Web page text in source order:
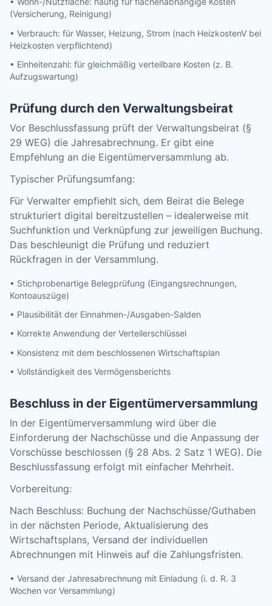
(Versicherung, Reinigung)
• Verbrauch: für Wasser, Heizung, Strom (nach HeizkostenV bei
Heizkosten verpflichtend)
• Einheitenzahl: für gleichmäßig verteilbare Kosten (z. B.
Aufzugswartung)
Prüfung durch den Verwaltungsbeirat
Vor Beschlussfassung prüft der Verwaltungsbeirat (§
29 WEG) die Jahresabrechnung. Er gibt eine
Empfehlung an die Eigentümerversammlung ab.
Typischer Prüfungsumfang:
Für Verwalter empfiehlt sich, dem Beirat die Belege
strukturiert digital bereitzustellen – idealerweise mit
Suchfunktion und Verknüpfung zur jeweiligen Buchung.
Das beschleunigt die Prüfung und reduziert
Rückfragen in der Versammlung.
• Stichprobenartige Belegprüfung (Eingangsrechnungen,
Kontoauszüge)
• Plausibilität der Einnahmen-/Ausgaben-Salden
• Korrekte Anwendung der Verteilerschlüssel
• Konsistenz mit dem beschlossenen Wirtschaftsplan
• Vollständigkeit des Vermögensberichts
Beschluss in der Eigentümerversammlung
In der Eigentümerversammlung wird über die
Einforderung der Nachschüsse und die Anpassung der
Vorschüsse beschlossen (§ 28 Abs. 2 Satz 1 WEG). Die
Beschlussfassung erfolgt mit einfacher Mehrheit.
Vorbereitung:
Nach Beschluss: Buchung der Nachschüsse/Guthaben
in der nächsten Periode, Aktualisierung des
Wirtschaftsplans, Versand der individuellen
Abrechnungen mit Hinweis auf die Zahlungsfristen.
• Versand der Jahresabrechnung mit Einladung (i. d. R. 3
Wochen vor Versammlung)